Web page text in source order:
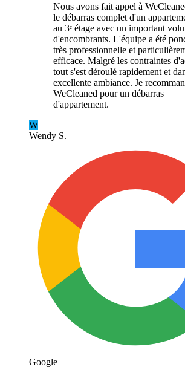
Nous avons fait appel à
le débarras complet d'un
au 3ᵉ étage avec un important
d'encombrants. L'équipe a été
très professionnelle et
efficace. Malgré les contraintes
tout s'est déroulé rapidement et
excellente ambiance. Je
WeCleaned pour un débarras
d'appartement.
W
Wendy S.
Google